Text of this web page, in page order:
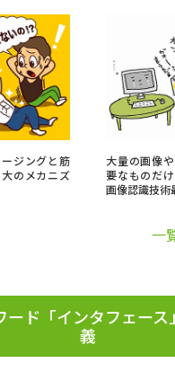
大学検索
ジングと筋
のメカニズ
大量の画像
要なものだ
画像認識技術
一
ード「インタフェース
義